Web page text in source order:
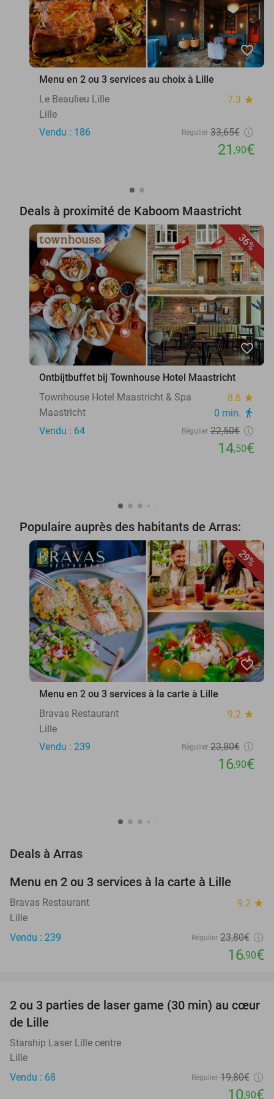
favorite_border
Menu en 2 ou 3 services au choix à Lille
Le Beaulieu Lille
7.3 star
Lille
Vendu : 186
Régulier 33,65€
21 ,90€
Deals à proximité de Kaboom Maastricht
36%
favorite_border
Ontbijtbuffet bij Townhouse Hotel Maastricht
Townhouse Hotel Maastricht & Spa
8.6 star
Maastricht 0 min. directions_walk
Vendu : 64 Régulier 22,50€
14,50€
Populaire auprès des habitants de Arras:
29%
favorite_border
Menu en 2 ou 3 services à la carte à Lille
Bravas Restaurant
9.2 star
Lille
Vendu : 239
Régulier 23,80€
16,90€
Deals à Arras
Menu en 2 ou 3 services à la carte à Lille
Bravas Restaurant 9.2 star
Lille
Vendu : 239
Régulier 23,80€
16,90€
45%
2 ou 3 parties de laser game (30 min) au cœur
de Lille
Starship Laser Lille centre
Lille
Vendu : 68
Régulier 19,80€
10,90€